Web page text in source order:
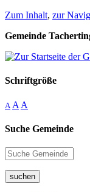
Zum Inhalt, zur
Gemeinde
Schriftgröße
A A A
Suche Gemeinde
suchen